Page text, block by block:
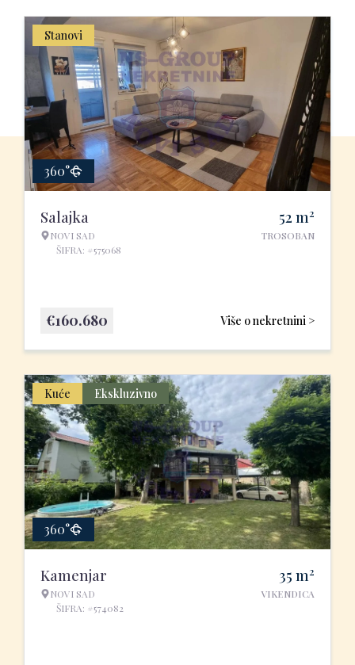
Stanovi
360°
Salajka
NOVI SAD
ŠIFRA: #575068
52 m2
TROSOBAN
Više o nekretnini >
€160.680
Kuće Ekskluzivno
360°
Kamenjar
NOVI SAD
ŠIFRA: #574082
35 m2
VIKENDICA